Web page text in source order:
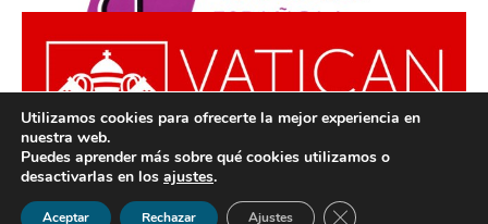
© ODISUR | Todos los derechos reservados |Política de
Utilizamos cookies para ofrecerte la mejor experiencia en
nuestra web.
Puedes aprender más sobre qué cookies utilizamos o
desactivarlas en los ajustes.
Aceptar Rechazar Ajustes Cerrar el banner de